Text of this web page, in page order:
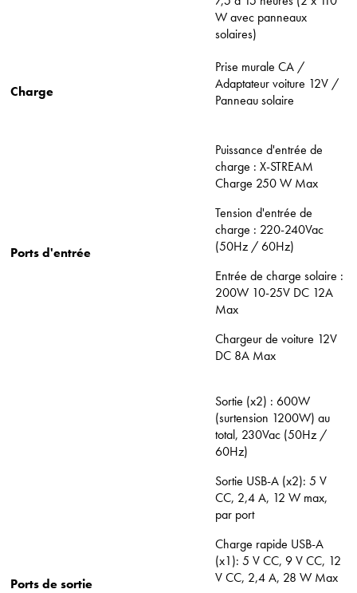
W avec panneaux
solaires)
Charge
Prise murale CA /
Adaptateur voiture 12V /
Panneau solaire
Ports d'entrée
Puissance d'entrée de
charge : X-STREAM
Charge 250 W Max
Tension d'entrée de
charge : 220-240Vac
(50Hz / 60Hz)
Entrée de charge solaire :
200W 10-25V DC 12A
Max
Chargeur de voiture 12V
DC 8A Max
Ports de sortie
Sortie (x2) : 600W
(surtension 1200W) au
total, 230Vac (50Hz /
60Hz)
Sortie USB-A (x2): 5 V
CC, 2,4 A, 12 W max,
par port
Charge rapide USB-A
(x1): 5 V CC, 9 V CC, 12
V CC, 2,4 A, 28 W Max